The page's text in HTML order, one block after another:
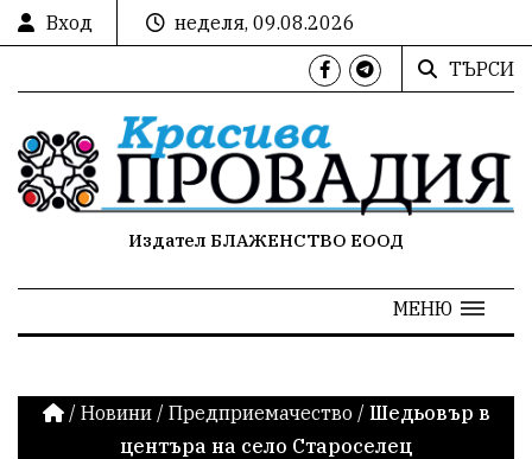
Вход
неделя, 09.08.2026
ТЪРСИ
Издател БЛАЖЕНСТВО ЕООД
МЕНЮ
/ Новини / Предприемачество / Шедьовър в
центъра на село Староселец